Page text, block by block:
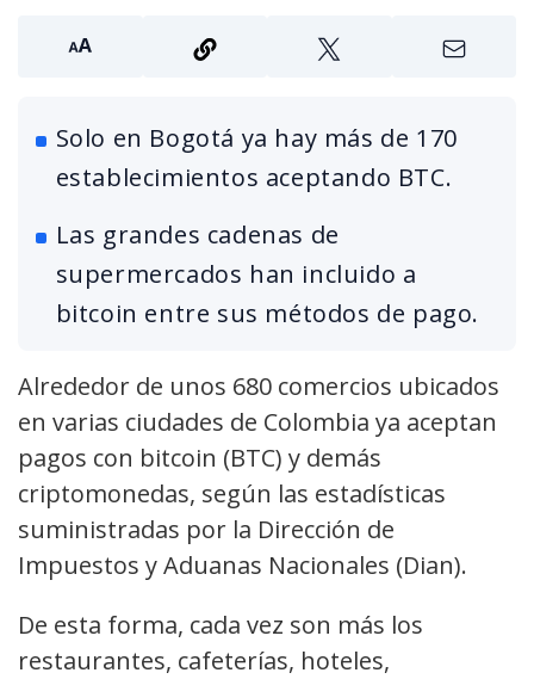
Solo en Bogotá ya hay más de 170
establecimientos aceptando BTC.
Las grandes cadenas de
supermercados han incluido a
bitcoin entre sus métodos de pago.
Alrededor de unos 680 comercios ubicados
en varias ciudades de Colombia ya aceptan
pagos con bitcoin (BTC) y demás
criptomonedas, según las estadísticas
suministradas por la Dirección de
Impuestos y Aduanas Nacionales (Dian).
De esta forma, cada vez son más los
restaurantes, cafeterías, hoteles,